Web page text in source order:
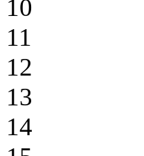
10
11
12
13
14